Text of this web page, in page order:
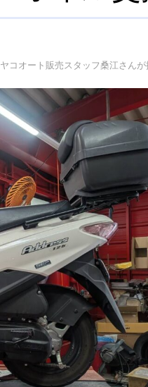
コオート販売スタッフ桑江さんが